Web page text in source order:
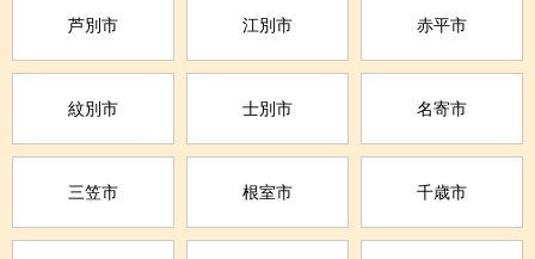
芦別市 江別市 赤平市
紋別市 士別市 名寄市
三笠市 根室市 千歳市